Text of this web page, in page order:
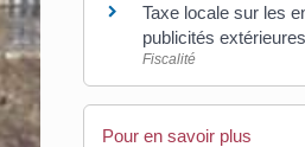
Taxe locale sur les
publicités
Fiscalité
Pour en savoir plus